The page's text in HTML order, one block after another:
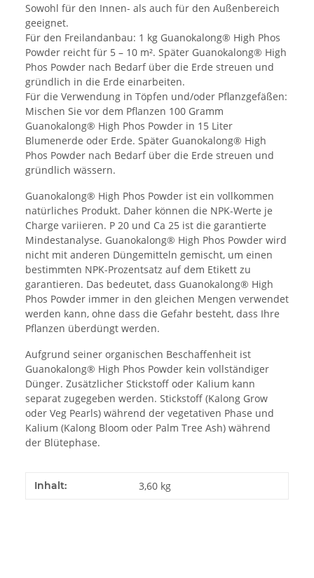
Sowohl für den Innen- als auch für den Außenbereich
geeignet.
Für den Freilandanbau: 1 kg Guanokalong® High Phos
Powder reicht für 5 – 10 m². Später Guanokalong® High
Phos Powder nach Bedarf über die Erde streuen und
gründlich in die Erde einarbeiten.
Für die Verwendung in Töpfen und/oder Pflanzgefäßen:
Mischen Sie vor dem Pflanzen 100 Gramm
Guanokalong® High Phos Powder in 15 Liter
Blumenerde oder Erde. Später Guanokalong® High
Phos Powder nach Bedarf über die Erde streuen und
gründlich wässern.
Guanokalong® High Phos Powder ist ein vollkommen
natürliches Produkt. Daher können die NPK-Werte je
Charge variieren. P 20 und Ca 25 ist die garantierte
Mindestanalyse. Guanokalong® High Phos Powder wird
nicht mit anderen Düngemitteln gemischt, um einen
bestimmten NPK-Prozentsatz auf dem Etikett zu
garantieren. Das bedeutet, dass Guanokalong® High
Phos Powder immer in den gleichen Mengen verwendet
werden kann, ohne dass die Gefahr besteht, dass Ihre
Pflanzen überdüngt werden.
Aufgrund seiner organischen Beschaffenheit ist
Guanokalong® High Phos Powder kein vollständiger
Dünger. Zusätzlicher Stickstoff oder Kalium kann
separat zugegeben werden. Stickstoff (Kalong Grow
oder Veg Pearls) während der vegetativen Phase und
Kalium (Kalong Bloom oder Palm Tree Ash) während
der Blütephase.
Inhalt: 3,60 kg